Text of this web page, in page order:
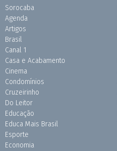
Sorocaba
Agenda
Artigos
Brasil
Canal 1
Casa e Acabamento
Cinema
Condomínios
Cruzeirinho
Do Leitor
Educação
Educa Mais Brasil
Esporte
Economia